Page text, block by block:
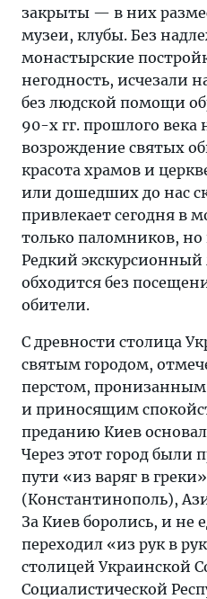
закрыты — в них
музеи, клубы. Без
монастырские
негодность, исчезали
без людской помощи
90-х гг. прошлого века
возрождение святых
красота храмов и
или дошедших до нас
привлекает сегодня в
только паломников, но
Редкий
обходится без
обители.
С древности столица
святым городом,
перстом,
и приносящим
преданию Киев
Через этот город были
пути «из варяг в
(Константинополь),
За Киев боролись, и не
переходил «из рук в
столицей Украинской
Социалистической